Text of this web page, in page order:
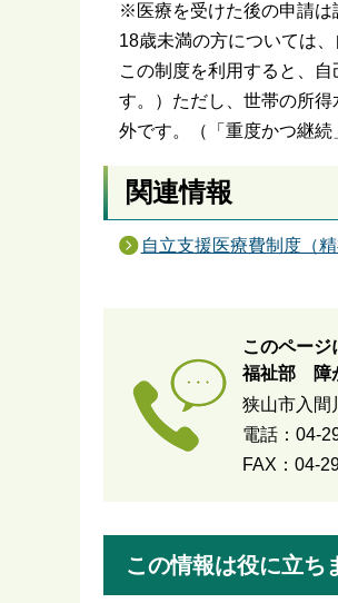
※医療を受けた後の申請は
18歳未満の方については
この制度を利用すると、
す。）ただし、世帯の所
外です。（「重度かつ継続
関連情報
自立支援医療費制度（
このページ
福祉部 障
狭山市入間
電話：04-
FAX：04-
この情報は役に立ち